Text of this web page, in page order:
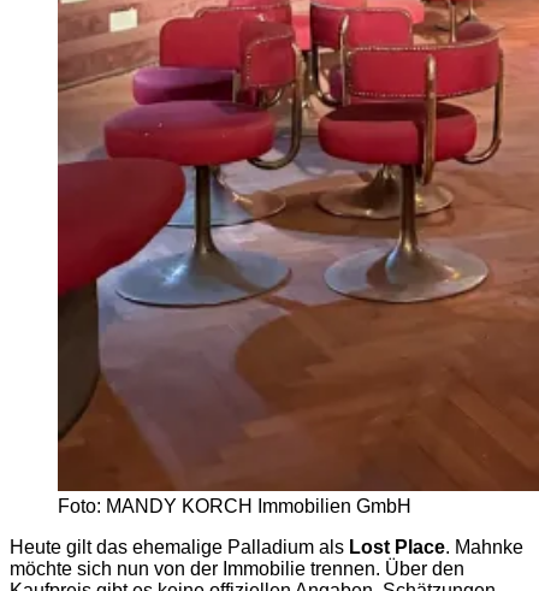
Foto: MANDY KORCH Immobilien GmbH
Heute gilt das ehemalige Palladium als Lost Place. Mahnke
möchte sich nun von der Immobilie trennen. Über den